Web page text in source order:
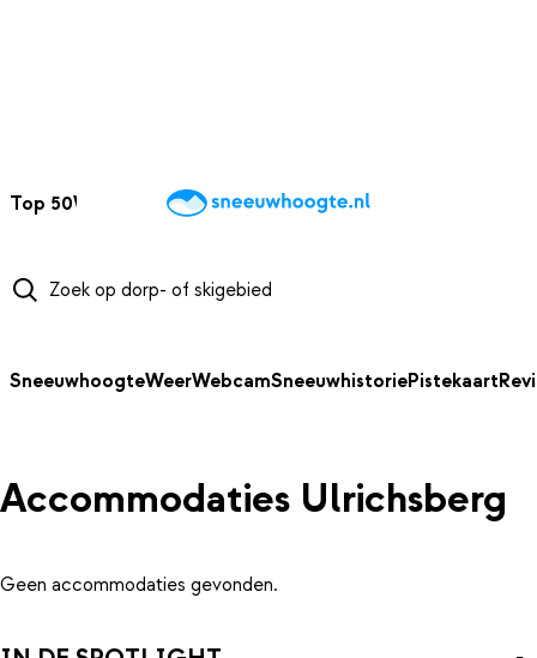
Top 50Webcams WintersportweerKaarten
SneeuwhoogteWeerWebcamSneeuwhistoriePistekaart
Accommodaties Ulrichsberg
Geen accommodaties gevonden.